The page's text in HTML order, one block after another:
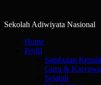
Sekolah Adiwiyata Nasional
PrimaryHome
Profil
Sambutan
Guru &
Sejarah